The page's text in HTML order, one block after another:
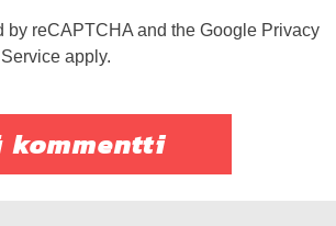
by reCAPTCHA and the Google Privacy
apply.